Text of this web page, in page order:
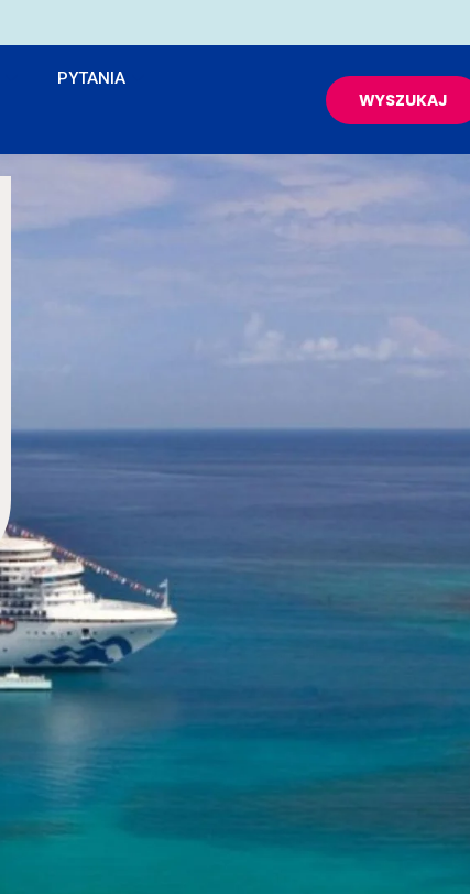
PYTANIA
WYSZUKAJ